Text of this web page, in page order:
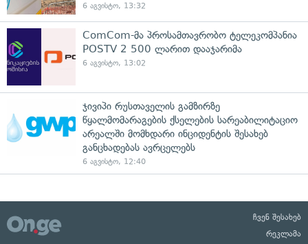
6 აგვისტო, 13:32
ComCom-მა პროსამთავრობო ტელეკომპანია
POSTV 2 500 ლარით დააჯარიმა
6 აგვისტო, 13:02
ჯივიპი რუსთაველის გამზირზე
წყალმომარაგების ქსელების სარეაბილიტაციო
არეალში მომხდარი ინციდენტის შესახებ
განცხადებას ავრცელებს
6 აგვისტო, 12:40
ჩვენ შესახებ
რეკლამა